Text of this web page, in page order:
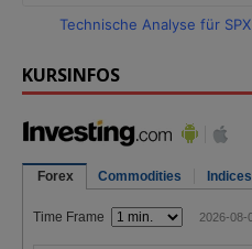
Technische Analyse für SPX
KURSINFOS